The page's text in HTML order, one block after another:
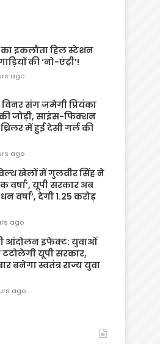
का इकलौता हिल स्टेशन
की ‘नो-एंट्री’!
ago
संग जमेगी प्रियंका
जोड़ी, साइंस-फिक्शन
में हुई देसी गर्ल की
ago
खेलों में गुलवीर सिंह ने
वर्षा’, यूपी सरकार अब
वर्षा’, देगी 1.25 करोड़
ago
आंदोलन इफेक्ट: युवाओं
यूपी सरकार,
बनेगा स्वतंत्र राज्य युवा
ago